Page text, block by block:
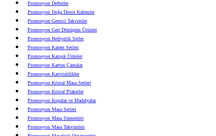
Promosyon Defterler
Promosyon Doğa Dostu Kalemler
Promosyon Gemici Takvimler
Promosyon Geri Dönüşüm Ürünler
Promosyon Hediyelik Setler
Promosyon Kalem Setleri
Promosyon Karışık Ürünler
Promosyon Karton Çantalar
Promosyon Kartvizitlikler
Promosyon Kristal Masa Setleri
Promosyon Kristal Plaketler
Promosyon Kupalar ve Madalyalar
Promosyon Masa Setleri
Promosyon Masa Sümenleri
Promosyon Masa Takvimleri